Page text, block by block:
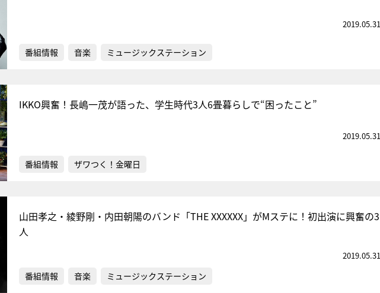
2019.05.31
番組情報 音楽 ミュージックステーション
IKKO興奮！長嶋一茂が語った、学生時代3人6畳暮らしで“困ったこと”
2019.05.31
番組情報 ザワつく！金曜日
山田孝之・綾野剛・内田朝陽のバンド「THE XXXXXX」がMステに！初出演に興奮の3
人
2019.05.31
番組情報 音楽 ミュージックステーション